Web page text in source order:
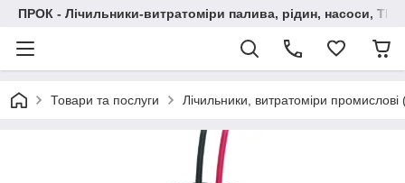
ПРОК - Лічильники-витратоміри палива, рідин, насоси,
Товари та послуги Лічильники, витратоміри промислові